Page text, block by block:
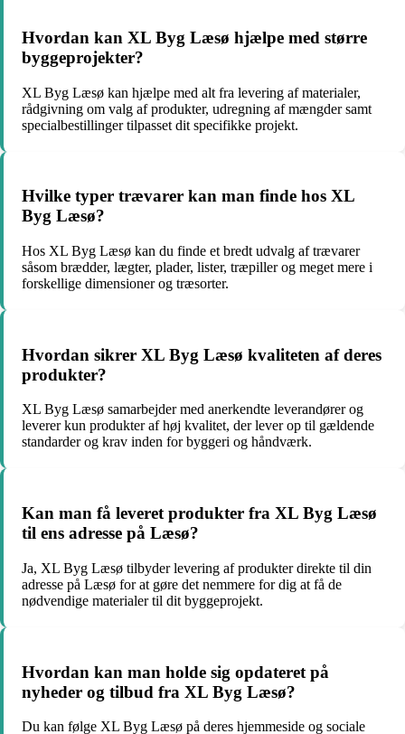
Hvordan kan XL Byg Læsø hjælpe med større
byggeprojekter?
XL Byg Læsø kan hjælpe med alt fra levering af materialer,
rådgivning om valg af produkter, udregning af mængder samt
specialbestillinger tilpasset dit specifikke projekt.
Hvilke typer trævarer kan man finde hos XL
Byg Læsø?
Hos XL Byg Læsø kan du finde et bredt udvalg af trævarer
såsom brædder, lægter, plader, lister, træpiller og meget mere i
forskellige dimensioner og træsorter.
Hvordan sikrer XL Byg Læsø kvaliteten af deres
produkter?
XL Byg Læsø samarbejder med anerkendte leverandører og
leverer kun produkter af høj kvalitet, der lever op til gældende
standarder og krav inden for byggeri og håndværk.
Kan man få leveret produkter fra XL Byg Læsø
til ens adresse på Læsø?
Ja, XL Byg Læsø tilbyder levering af produkter direkte til din
adresse på Læsø for at gøre det nemmere for dig at få de
nødvendige materialer til dit byggeprojekt.
Hvordan kan man holde sig opdateret på
nyheder og tilbud fra XL Byg Læsø?
Du kan følge XL Byg Læsø på deres hjemmeside og sociale